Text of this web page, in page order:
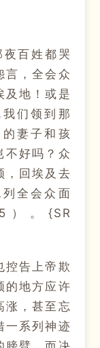
百姓都哭
言，全会众
及地！或是
们领到那
妻子和孩
不好吗？众
，回埃及去
全会众面
）。{SR
告上帝欺
的地方应许
涨，甚至忘
一系列神迹